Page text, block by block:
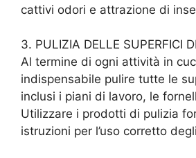
cattivi odori e attrazione di
3. PULIZIA DELLE SUPERFICI
Al termine di ogni attività in
indispensabile pulire tutte le
inclusi i piani di lavoro, le
Utilizzare i prodotti di pulizia
istruzioni per l’uso corretto